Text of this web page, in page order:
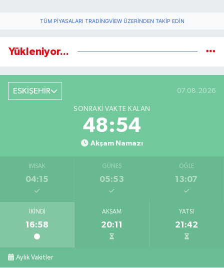
TÜM PIYASALARI TRADINGVIEW ÜZERINDEN TAKIP EDIN
Yükleniyor...
ESKİŞEHİR 07.08.2026
SONRAKI VAKTE KALAN
48:53
Akşam Namazı
İMSAK
04:15
GÜNEŞ
05:53
ÖĞLE
13:07
İKINDI
16:58
AKŞAM
20:11
YATSI
21:42
Aylık Vakitler